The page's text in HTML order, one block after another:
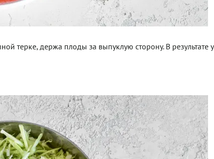
терке, держа плоды за выпуклую сторону. В результате у